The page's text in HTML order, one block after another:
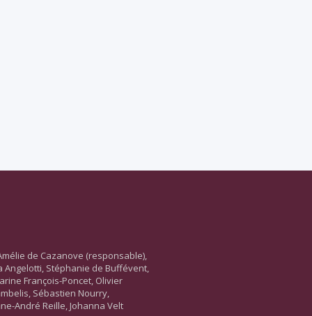
de Cazanove (responsable),
Angelotti, Stéphanie de Buffévent,
François-Poncet, Olivier
Sébastien Nourry,
André Reille, Johanna Velt